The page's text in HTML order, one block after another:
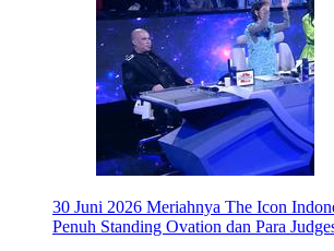
30 Juni 2026 Meriahnya The Icon
Penuh Standing Ovation dan Para